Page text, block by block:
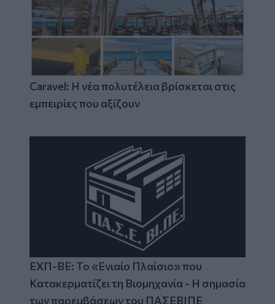
Caravel: Η νέα πολυτέλεια βρίσκεται στις
εμπειρίες που αξίζουν
ΕΧΠ-ΒΕ: Το «Ενιαίο Πλαίσιο» που
Κατακερματίζει τη Βιομηχανία - Η σημασία
των παρεμβάσεων του ΠΑΣΕΒΙΠΕ